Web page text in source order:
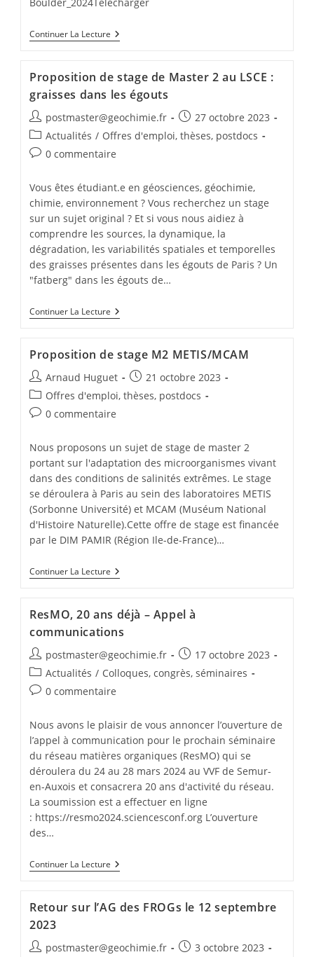
Continuer La Lecture
Proposition de stage de Master 2 au LSCE :
graisses dans les égouts
postmaster@geochimie.fr
27 octobre 2023
Actualités / Offres d'emploi, thèses, postdocs
0 commentaire
Vous êtes étudiant.e en géosciences, géochimie,
chimie, environnement ? Vous recherchez un stage
sur un sujet original ? Et si vous nous aidiez à
comprendre les sources, la dynamique, la
dégradation, les variabilités spatiales et temporelles
des graisses présentes dans les égouts de Paris ? Un
"fatberg" dans les égouts de…
Continuer La Lecture
Proposition de stage M2 METIS/MCAM
Arnaud Huguet
21 octobre 2023
Offres d'emploi, thèses, postdocs
0 commentaire
Nous proposons un sujet de stage de master 2
portant sur l'adaptation des microorganismes vivant
dans des conditions de salinités extrêmes. Le stage
se déroulera à Paris au sein des laboratoires METIS
(Sorbonne Université) et MCAM (Muséum National
d'Histoire Naturelle).Cette offre de stage est financée
par le DIM PAMIR (Région Ile-de-France)…
Continuer La Lecture
ResMO, 20 ans déjà – Appel à
communications
postmaster@geochimie.fr
17 octobre 2023
Actualités / Colloques, congrès, séminaires
0 commentaire
Nous avons le plaisir de vous annoncer l’ouverture de
l’appel à communication pour le prochain séminaire
du réseau matières organiques (ResMO) qui se
déroulera du 24 au 28 mars 2024 au VVF de Semur-
en-Auxois et consacrera 20 ans d'activité du réseau.
La soumission est a effectuer en ligne
: https://resmo2024.sciencesconf.org L’ouverture
des…
Continuer La Lecture
Retour sur l’AG des FROGs le 12 septembre
2023
postmaster@geochimie.fr
3 octobre 2023